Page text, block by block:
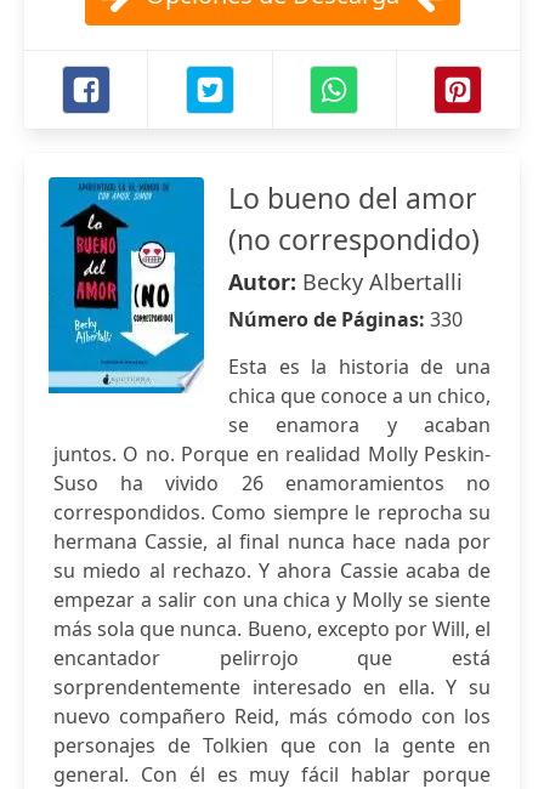
Lo bueno del amor
(no correspondido)
Autor: Becky Albertalli
Número de Páginas: 330
Esta es la historia de una
chica que conoce a un chico,
se enamora y acaban
juntos. O no. Porque en realidad Molly Peskin-
Suso ha vivido 26 enamoramientos no
correspondidos. Como siempre le reprocha su
hermana Cassie, al final nunca hace nada por
su miedo al rechazo. Y ahora Cassie acaba de
empezar a salir con una chica y Molly se siente
más sola que nunca. Bueno, excepto por Will, el
encantador pelirrojo que está
sorprendentemente interesado en ella. Y su
nuevo compañero Reid, más cómodo con los
personajes de Tolkien que con la gente en
general. Con él es muy fácil hablar porque